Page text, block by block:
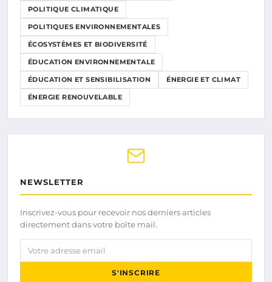
POLITIQUE CLIMATIQUE
POLITIQUES ENVIRONNEMENTALES
ÉCOSYSTÈMES ET BIODIVERSITÉ
ÉDUCATION ENVIRONNEMENTALE
ÉDUCATION ET SENSIBILISATION ÉNERGIE ET CLIMAT
ÉNERGIE RENOUVELABLE
NEWSLETTER
Inscrivez-vous pour recevoir nos derniers articles
directement dans votre boîte mail.
Votre adresse email
S'INSCRIRE